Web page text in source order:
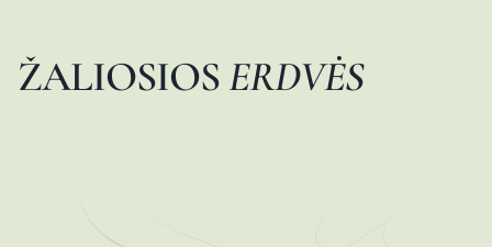
ŽALIOSIOSERDVĖS